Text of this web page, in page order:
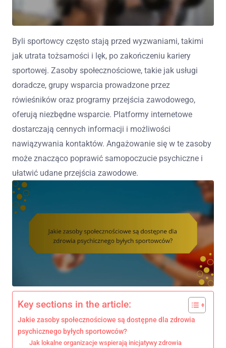
Byli sportowcy często stają przed wyzwaniami, takimi
jak utrata tożsamości i lęk, po zakończeniu kariery
sportowej. Zasoby społecznościowe, takie jak usługi
doradcze, grupy wsparcia prowadzone przez
rówieśników oraz programy przejścia zawodowego,
oferują niezbędne wsparcie. Platformy internetowe
dostarczają cennych informacji i możliwości
nawiązywania kontaktów. Angażowanie się w te zasoby
może znacząco poprawić samopoczucie psychiczne i
ułatwić udane przejścia zawodowe.
Key sections in the article:
Jakie zasoby społecznościowe są dostępne dla zdrowia
psychicznego byłych sportowców?
Jak lokalne organizacje wspierają inicjatywy zdrowia